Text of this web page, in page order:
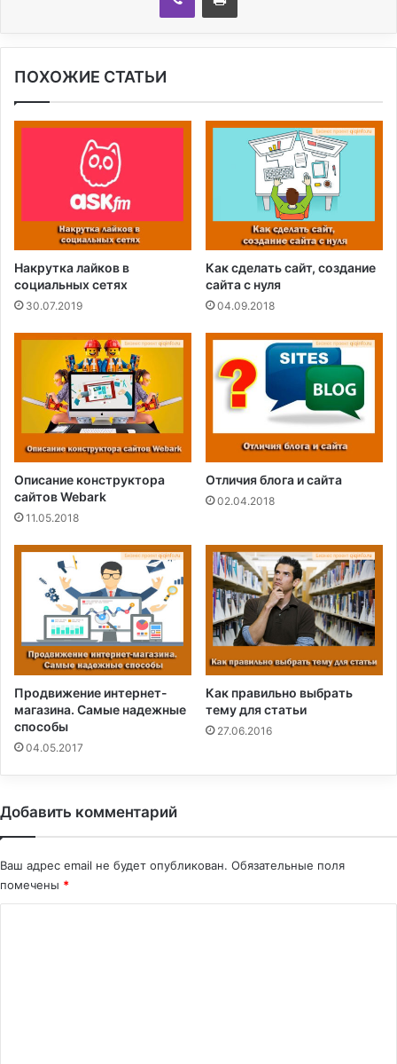
ПОХОЖИЕ СТАТЬИ
Накрутка лайков в
социальных сетях
30.07.2019
Как сделать сайт, создание
сайта с нуля
04.09.2018
Описание конструктора
сайтов Webark
11.05.2018
Отличия блога и сайта
02.04.2018
Продвижение интернет-
магазина. Самые надежные
способы
04.05.2017
Как правильно выбрать
тему для статьи
27.06.2016
Добавить комментарий
Ваш адрес email не будет опубликован. Обязательные поля
помечены *